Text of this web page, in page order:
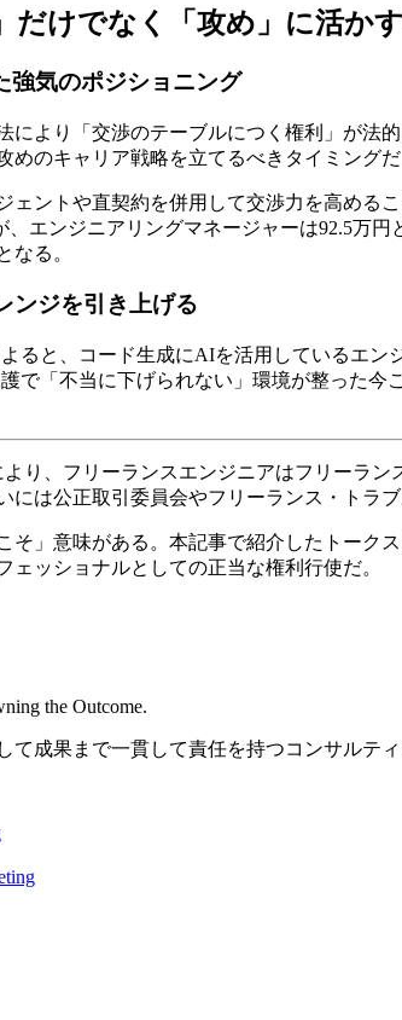
だけでなく「攻め」に活
強気のポジショニング
により「交渉のテーブルにつく権利」が法
めのキャリア戦略を立てるべきタイミングだ
ェントや直契約を併用して交渉力を高める
、エンジニアリングマネージャーは92.5万円
なる。
ンジを引き上げる
ると、コード生成にAIを活用しているエン
で「不当に下げられない」環境が整った
より、フリーランスエンジニアはフリーラ
には公正取引委員会やフリーランス・トラ
そ」意味がある。本記事で紹介したトーク
ェッショナルとしての正当な権利行使だ。
the Outcome.
て成果まで一貫して責任を持つコンサルティ